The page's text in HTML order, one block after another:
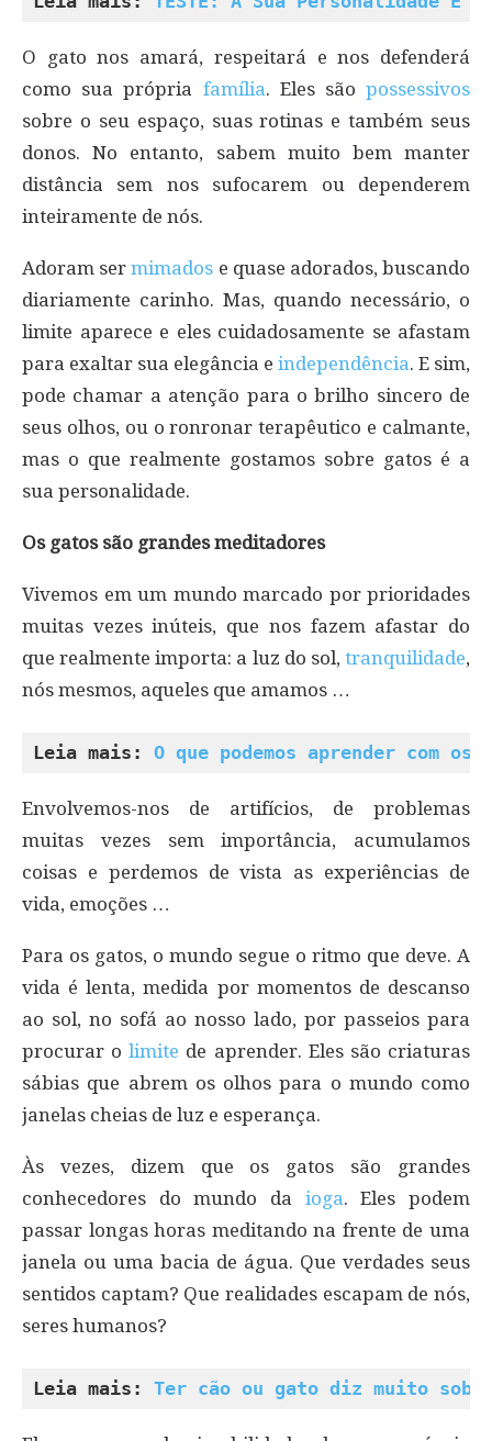
O gato nos amará, respeitará e nos defenderá
como sua própria família. Eles são possessivos
sobre o seu espaço, suas rotinas e também seus
donos. No entanto, sabem muito bem manter
distância sem nos sufocarem ou dependerem
inteiramente de nós.
Adoram sermimados e quase adorados, buscando
diariamente carinho. Mas, quando necessário, o
limite aparece e eles cuidadosamente se afastam
para exaltar sua elegância e independência. E sim,
pode chamar a atenção para o brilho sincero de
seus olhos, ou o ronronar terapêutico e calmante,
mas o que realmente gostamos sobre gatos é a
sua personalidade.
Os gatos são grandes meditadores
Vivemos em um mundo marcado por prioridades
muitas vezes inúteis, que nos fazem afastar do
que realmente importa: a luz do sol, tranquilidade,
nós mesmos, aqueles que amamos …
Leia mais: O que podemos aprender com os
Envolvemos-nos de artifícios, de problemas
muitas vezes sem importância, acumulamos
coisas e perdemos de vista as experiências de
vida, emoções …
Para os gatos, o mundo segue o ritmo que deve. A
vida é lenta, medida por momentos de descanso
ao sol, no sofá ao nosso lado, por passeios para
procurar olimite de aprender. Eles são criaturas
sábias que abrem os olhos para o mundo como
janelas cheias de luz e esperança.
Às vezes, dizem que os gatos são grandes
conhecedores do mundo da ioga. Eles podem
passar longas horas meditando na frente de uma
janela ou uma bacia de água. Que verdades seus
sentidos captam? Que realidades escapam de nós,
seres humanos?
Leia mais: Ter cão ou gato diz muito